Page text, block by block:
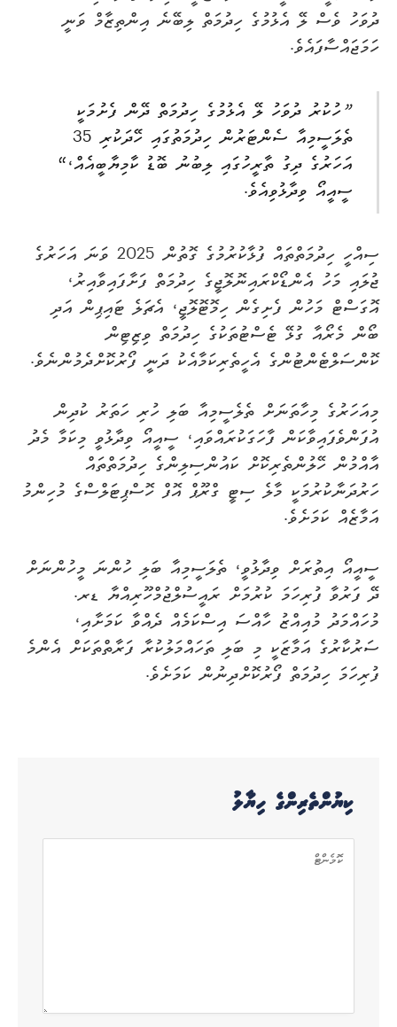
ދުވަހު ވެސް ލޭ އެޅުމުގެ ހިދުމަތް ލިބޭނެ އިންތިޒާމް ވަނީ
ހަމަޖައްސާފައެވެ.
”ހުކުރު ދުވަހު ލޭ އެޅުމުގެ ހިދުމަތް ދޭން ފެށުމަކީ
ތެލަސީމިއާ ސެންޓަރުން ހިދުމަތުގައި ހޭދަކުރި 35
އަހަރުގެ ދިގު ތާރީހުގައި ލިބުނު ބޮޑު ކާމިޔާބީއެއް،“
ސީއީއޯ ވިދާޅުވިއެވެ.
ސިއްހީ ހިދުމަތްތައް ފުޅާކުރުމުގެ ގޮތުން 2025 ވަނަ އަހަރުގެ
ޖުލައި މަހު އެންޑޯކްރައިނޮލޮޖީގެ ހިދުމަތް ފަށާފައިވާއިރު،
އޮގަސްޓް މަހުން ފެށިގެން ހިމޮޓޮލޮޖީ، އެޗަލެ ޓައިޕިން އަދި
ބޯން މެރޯއާ ގުޅޭ ޓެސްޓުތަކުގެ ހިދުމަތް ވިޒިޓިން
ކޮންސަލްޓެންޓުންގެ އެހީތެރިކަމާއެކު ދަނީ ފޯރުކޮށްދެމުންނެވެ.
މިއަހަރުގެ މިހާތަނަށް ތެލެސީމިއާ ބަލި ހުރި ހަތަރު ކުދިން
އުފަންވެފައިވާކަން ފާހަގަކުރައްވައި، ސީއީއޯ ވިދާޅުވީ މިކަމާ މެދު
އާއްމުން ހޭލުންތެރިކޮށް ކައުންސިލިންގެ ހިދުމަތްތައް
ހަރުދަނާކުރުމަކީ މާލެ ސިޓީ ގްރޫޕް އޮފް ހޮސްޕިޓަލްސްގެ މުހިންމު
އަމާޒެއް ކަމަށެވެ.
ސީއީއޯ އިތުރަށް ވިދާޅުވީ، ތެލަސީމިއާ ބަލި ހުންނަ މީހުންނަށް
ދޭ ފަރުވާ ފުރިހަމަ ކުރުމަށް ރައީސުލްޖުމްހޫރިއްޔާ ޑރ.
މުހައްމަދު މުއިއްޒު ހާއްސަ އިސްކަމެއް ދެއްވާ ކަމަށާއި،
ސަރުކާރުގެ އަމާޒަކީ މި ބަލި ތަހައްމަލުކުރާ ފަރާތްތަކަށް އެންމެ
ފުރިހަމަ ހިދުމަތް ފޯރުކޮށްދިނުން ކަމަށެވެ.
ކިޔުންތެރިންގެ ހިޔާލު